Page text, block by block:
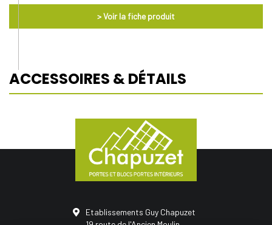
ACCESSOIRES & DÉTAILS
Etablissements Guy Chapuzet